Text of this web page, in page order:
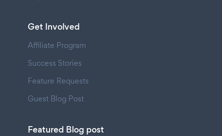
Get Involved
Affiliate Program
Success Stories
Feature Requests
Guest Blog Post
Featured Blog post